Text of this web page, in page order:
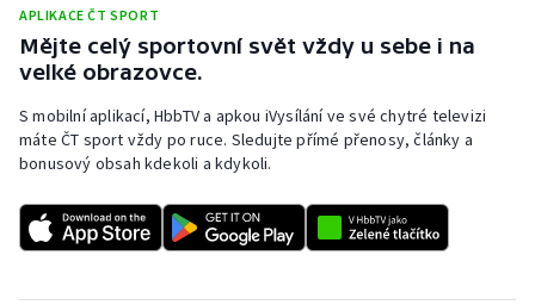
Plážový volejbal
Rychlobruslení
Rychlostní kanoistika
APLIKACE ČT SPORT
Mějte celý sportovní svět vždy u sebe i na
velké obrazovce.
S mobilní aplikací, HbbTV a apkou iVysílání ve své chytré televizi
máte ČT sport vždy po ruce. Sledujte přímé přenosy, články a
bonusový obsah kdekoli a kdykoli.